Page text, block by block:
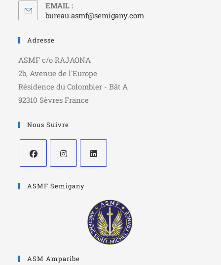
EMAIL :
bureau.asmf@semigany.com
Adresse
ASMF c/o RAJAONA
2b, Avenue de l'Europe
Résidence du Colombier - Bât A
92310 Sèvres France
Nous Suivre
ASMF Semigany
ASM Amparibe